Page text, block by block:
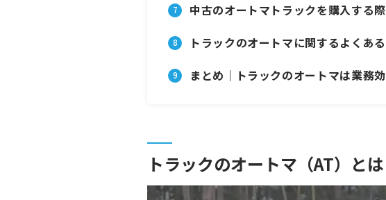
中古のオートマトラックを購入する
トラックのオートマに関するよくあ
まとめ｜トラックのオートマは業務
トラックのオートマ（AT）と